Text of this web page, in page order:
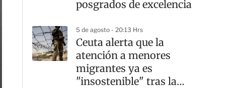
posgrados de excelencia
5 de agosto - 20:13 Hrs
Ceuta alerta que la
atención a menores
migrantes ya es
"insostenible" tras la